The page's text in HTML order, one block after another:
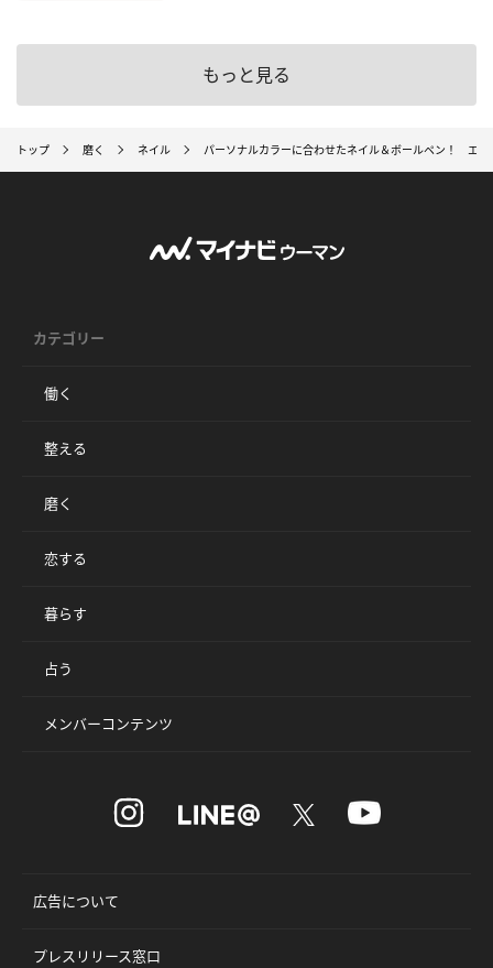
もっと見る
トップ 磨く ネイル パーソナルカラーに合わせたネイル＆ボールペン！ エ
カテゴリー
働く
整える
磨く
恋する
暮らす
占う
メンバーコンテンツ
広告について
プレスリリース窓口